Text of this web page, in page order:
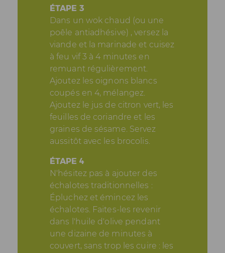
ÉTAPE 3
Dans un wok chaud (ou une
poêle antiadhésive) , versez la
viande et la marinade et cuisez
à feu vif 3 à 4 minutes en
remuant régulièrement.
Ajoutez les oignons blancs
coupés en 4, mélangez.
Ajoutez le jus de citron vert, les
feuilles de coriandre et les
graines de sésame. Servez
aussitôt avec les brocolis.
ÉTAPE 4
N'hésitez pas à ajouter des
échalotes traditionnelles :
Épluchez et émincez les
échalotes. Faites-les revenir
dans l'huile d'olive pendant
une dizaine de minutes à
couvert, sans trop les cuire : les